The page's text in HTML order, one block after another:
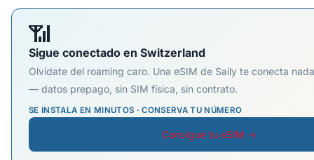
📶
Sigue conectado en Switzerland
Olvídate del roaming caro. Una eSIM de Saily te conecta
— datos prepago, sin SIM física, sin contrato.
SE INSTALA EN MINUTOS · CONSERVA TU NÚMERO
Consigue tu eSIM →